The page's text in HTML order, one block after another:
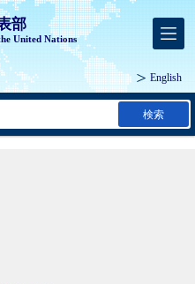
部
United Nations
English
検索